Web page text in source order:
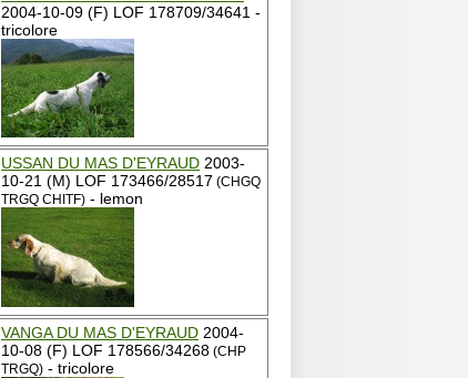
2004-10-09 (F) LOF 178709/34641 -
tricolore
USSAN DU MAS D'EYRAUD 2003-
10-21 (M) LOF 173466/28517 (CHGQ
TRGQ CHITF) - lemon
VANGA DU MAS D'EYRAUD 2004-
10-08 (F) LOF 178566/34268 (CHP
TRGQ) - tricolore